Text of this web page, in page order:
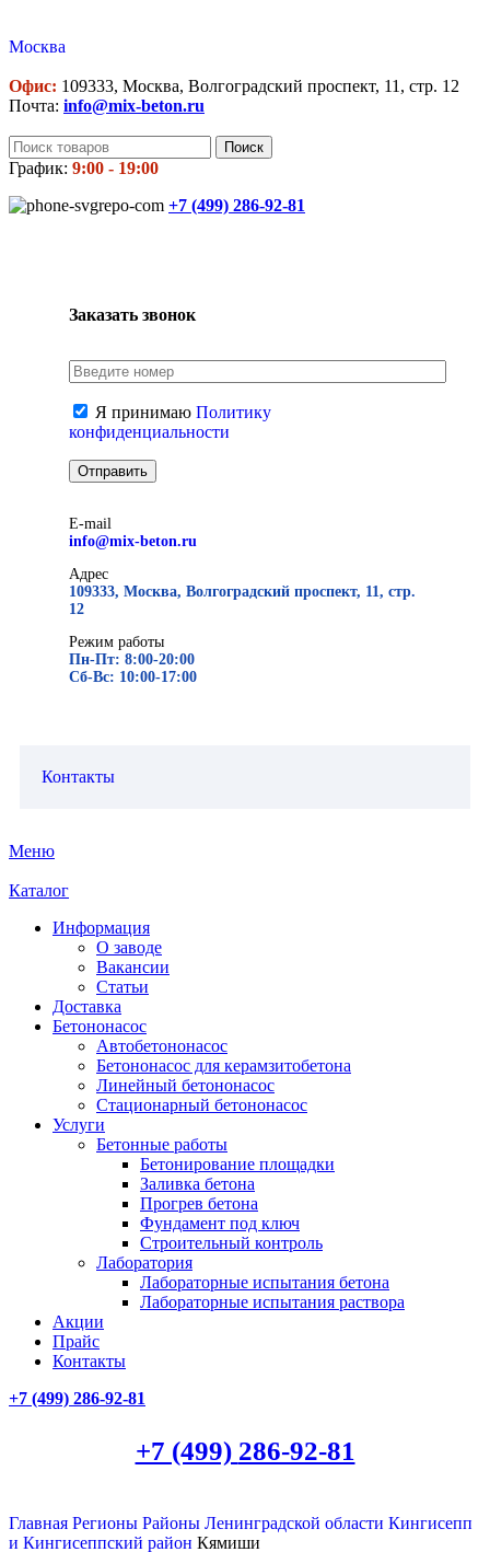
Москва
Офис: 109333, Москва, Волгоградский проспект, 11, стр. 12
Почта: info@mix-beton.ru
Поиск
График: 9:00 - 19:00
+7 (499) 286-92-81
Заказать звонок
Я принимаю Политику
конфиденциальности
E-mail
info@mix-beton.ru
Адрес
109333, Москва, Волгоградский проспект, 11, стр.
12
Режим работы
Пн-Пт: 8:00-20:00
Сб-Вс: 10:00-17:00
Контакты
Меню
Каталог
Информация
О заводе
Вакансии
Статьи
Доставка
Бетононасос
Автобетононасос
Бетононасос для керамзитобетона
Линейный бетононасос
Стационарный бетононасос
Услуги
Бетонные работы
Бетонирование площадки
Заливка бетона
Прогрев бетона
Фундамент под ключ
Строительный контроль
Лаборатория
Лабораторные испытания бетона
Лабораторные испытания раствора
Акции
Прайс
Контакты
+7 (499) 286-92-81
+7 (499) 286-92-81
Главная Регионы Районы Ленинградской области Кингисепп
и Кингисеппский район Кямиши